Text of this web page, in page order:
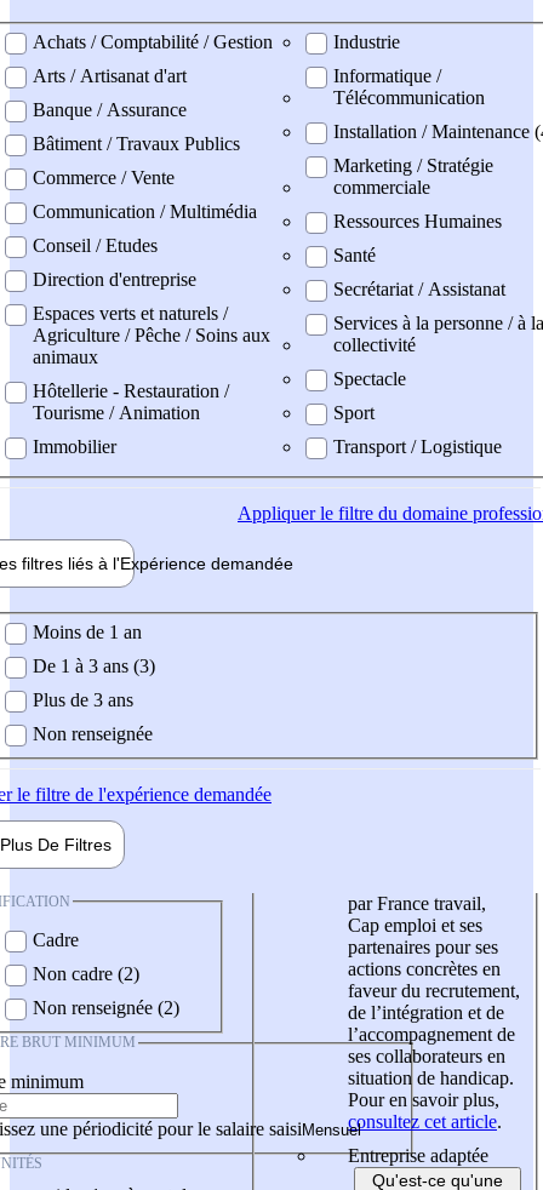
professionel
Achats / Comptabilité / Gestion
Arts / Artisanat d'art
Banque / Assurance
Bâtiment / Travaux Publics
Commerce / Vente
Communication / Multimédia
Conseil / Etudes
Direction d'entreprise
Espaces verts et naturels /
Agriculture / Pêche / Soins aux
animaux
Hôtellerie - Restauration /
Tourisme / Animation
Immobilier
Industrie
Informatique /
Télécommunication
Installation / Maintenance
Marketing / Stratégie
commerciale
Ressources Humaines
Santé
Secrétariat / Assistanat
Services à la personne / à la
collectivité
Spectacle
Sport
Transport / Logistique
Appliquerle filtre du domaine
filtres liés à l'Expérience demandée
demandée
Moins de 1 an
De 1 à 3 ans (3)
Plus de 3 ans
Non renseignée
le filtre de l'expérience demandée
Plus De Filtres
Cadre
Non cadre (2)
Non renseignée (2)
BRUT MINIMUM
minimum
une périodicité pour le salaire saisi
par France travail,
Cap emploi et ses
partenaires pour ses
actions concrètes en
faveur du recrutement,
de l’intégration et de
l’accompagnement de
ses collaborateurs en
situation de handicap.
Pour en savoir plus,
consultez cet article.
Entreprise adaptée
Qu'est-ce qu'une